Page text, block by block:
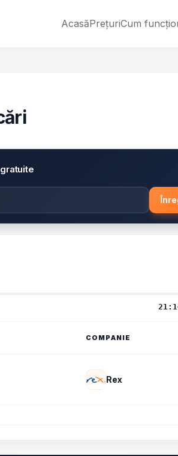
AcasăPrețuriCum
COMPANIE
Rex